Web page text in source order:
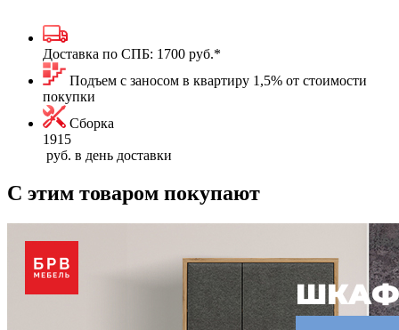
Доставка по СПБ: 1700 руб.*
Подъем с заносом в квартиру 1,5% от стоимости
покупки
Сборка
1915
руб. в день доставки
С этим товаром покупают